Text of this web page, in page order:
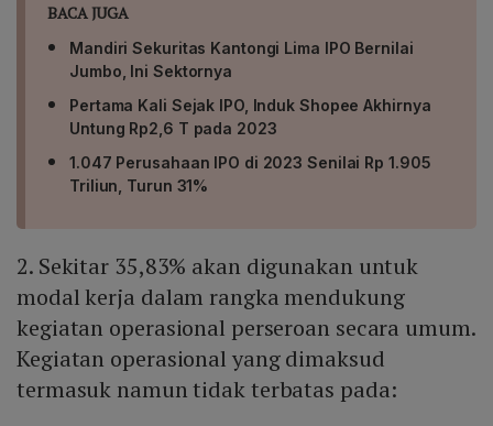
BACA JUGA
Mandiri Sekuritas Kantongi Lima IPO Bernilai
Jumbo, Ini Sektornya
Pertama Kali Sejak IPO, Induk Shopee Akhirnya
Untung Rp2,6 T pada 2023
1.047 Perusahaan IPO di 2023 Senilai Rp 1.905
Triliun, Turun 31%
2. Sekitar 35,83% akan digunakan untuk
modal kerja dalam rangka mendukung
kegiatan operasional perseroan secara umum.
Kegiatan operasional yang dimaksud
termasuk namun tidak terbatas pada: